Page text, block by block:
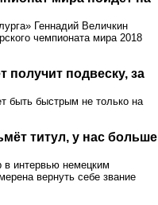
Геннадий Величкин
чемпионата мира 2018
получит подвеску, за
быть быстрым не только на
титул, у нас больше
в интервью немецким
вернуть себе звание